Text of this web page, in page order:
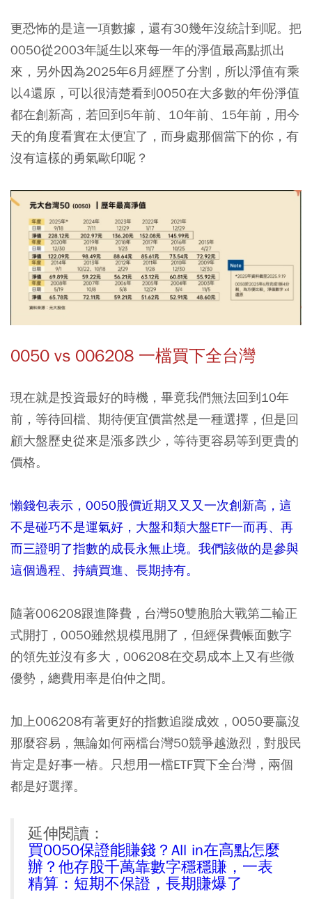
更恐怖的是這一項數據，還有30幾年沒統計到呢。把
0050從2003年誕生以來每一年的淨值最高點抓出
來，另外因為2025年6月經歷了分割，所以淨值有乘
以4還原，可以很清楚看到0050在大多數的年份淨值
都在創新高，若回到5年前、10年前、15年前，用今
天的角度看實在太便宜了，而身處那個當下的你，有
沒有這樣的勇氣歐印呢？
0050 vs 006208 一檔買下全台灣
現在就是投資最好的時機，畢竟我們無法回到10年
前，等待回檔、期待便宜價當然是一種選擇，但是回
顧大盤歷史從來是漲多跌少，等待更容易等到更貴的
價格。
懶錢包表示，0050股價近期又又又一次創新高，這
不是碰巧不是運氣好，大盤和類大盤ETF一而再、再
而三證明了指數的成長永無止境。我們該做的是參與
這個過程、持續買進、長期持有。
隨著006208跟進降費，台灣50雙胞胎大戰第二輪正
式開打，0050雖然規模甩開了，但經保費帳面數字
的領先並沒有多大，006208在交易成本上又有些微
優勢，總費用率是伯仲之間。
加上006208有著更好的指數追蹤成效，0050要贏沒
那麼容易，無論如何兩檔台灣50競爭越激烈，對股民
肯定是好事一樁。只想用一檔ETF買下全台灣，兩個
都是好選擇。
延伸閱讀：
買0050保證能賺錢？All in在高點怎麼
辦？他存股千萬靠數字穩穩賺，一表
精算：短期不保證，長期賺爆了